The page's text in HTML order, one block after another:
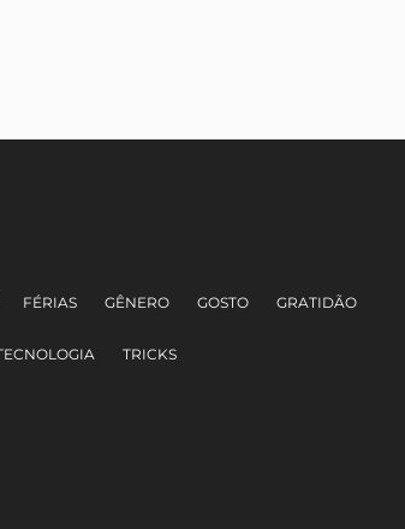
FÉRIAS GÊNERO GOSTO GRATIDÃO
TRICKS